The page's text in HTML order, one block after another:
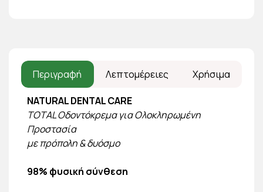
Περιγραφή Λεπτομέρειες Χρήσιμα
NATURAL DENTAL CARE
TOTAL Οδοντόκρεμα για Ολοκληρωμένη
Προστασία
με πρόπολη & δυόσμο
98% φυσική σύνθεση